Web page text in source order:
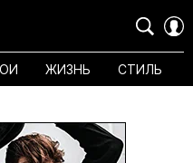
ЖИЗНЬ СТИЛЬ